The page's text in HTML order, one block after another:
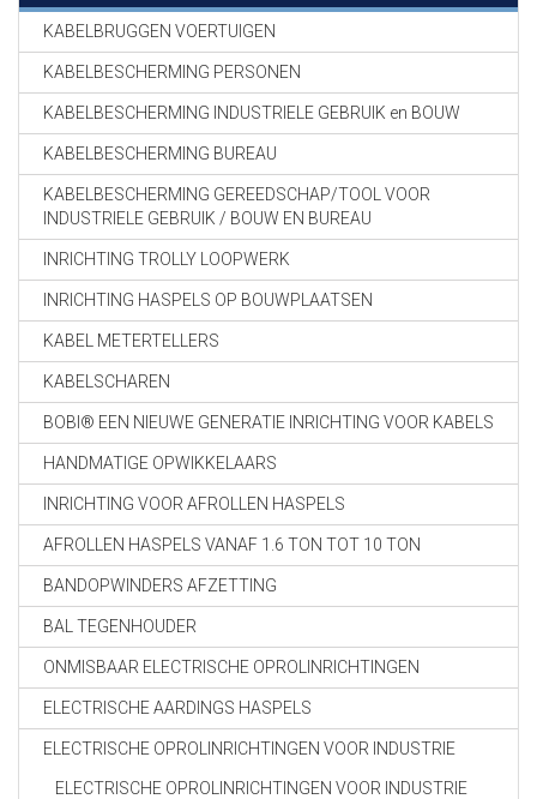
KABELBRUGGEN VOERTUIGEN
KABELBESCHERMING PERSONEN
KABELBESCHERMING INDUSTRIELE GEBRUIK en BOUW
KABELBESCHERMING BUREAU
KABELBESCHERMING GEREEDSCHAP/TOOL VOOR
INDUSTRIELE GEBRUIK / BOUW EN BUREAU
INRICHTING TROLLY LOOPWERK
INRICHTING HASPELS OP BOUWPLAATSEN
KABEL METERTELLERS
KABELSCHAREN
BOBI® EEN NIEUWE GENERATIE INRICHTING VOOR KABELS
HANDMATIGE OPWIKKELAARS
INRICHTING VOOR AFROLLEN HASPELS
AFROLLEN HASPELS VANAF 1.6 TON TOT 10 TON
BANDOPWINDERS AFZETTING
BAL TEGENHOUDER
ONMISBAAR ELECTRISCHE OPROLINRICHTINGEN
ELECTRISCHE AARDINGS HASPELS
ELECTRISCHE OPROLINRICHTINGEN VOOR INDUSTRIE
ELECTRISCHE OPROLINRICHTINGEN VOOR INDUSTRIE